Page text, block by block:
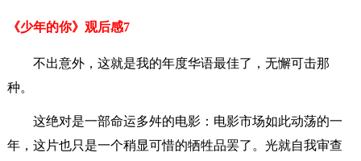
《少年的你》观后感7
不出意外，这就是我的年度华语最佳了，无懈可击那
种。
这绝对是一部命运多舛的电影：电影市场如此动荡的一
年，这片也只是一个稍显可惜的牺牲品罢了。光就自我审查